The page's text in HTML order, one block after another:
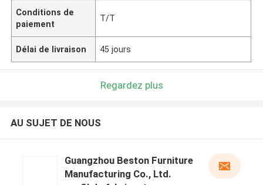
Conditions de
paiement
T/T
Délai de livraison 45 jours
Regardez plus
AU SUJET DE NOUS
Guangzhou Beston Furniture
Manufacturing Co., Ltd.